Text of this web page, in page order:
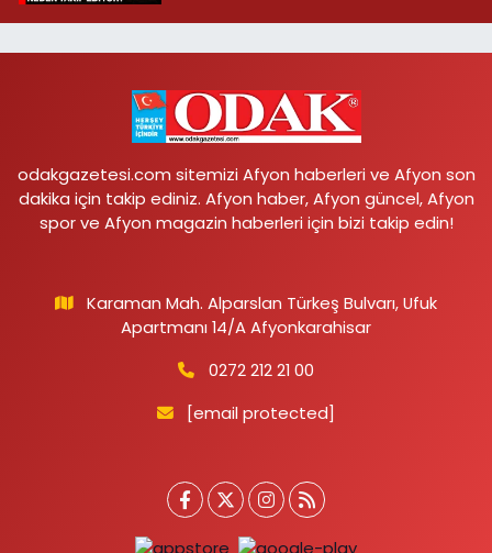
odakgazetesi.com sitemizi Afyon haberleri ve Afyon son
dakika için takip ediniz. Afyon haber, Afyon güncel, Afyon
spor ve Afyon magazin haberleri için bizi takip edin!
Karaman Mah. Alparslan Türkeş Bulvarı, Ufuk
Apartmanı 14/A Afyonkarahisar
0272 212 21 00
[email protected]